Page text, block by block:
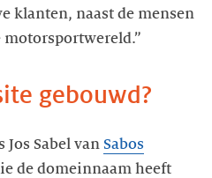
klanten, naast de mensen
gebouwd?
Sabel van Sabos
de domeinnaam heeft